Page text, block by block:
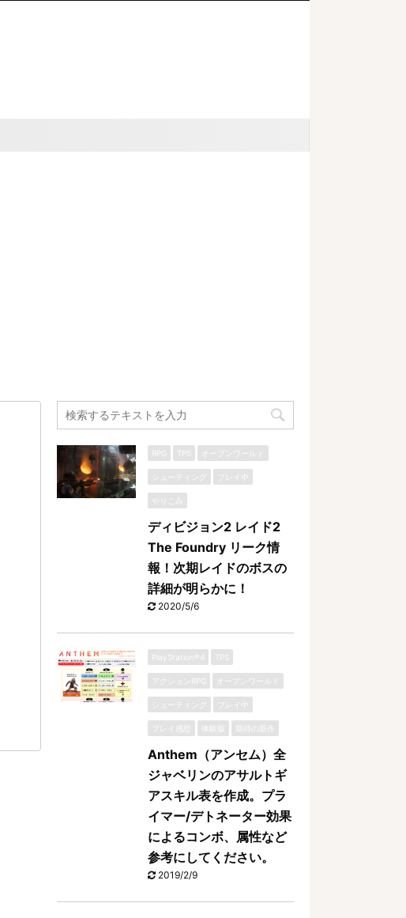
RPG TPS
シューティング
やりこみ
ディビジョン2 レイド2
The Foundry リーク情
報！次期レイドのボスの
詳細が明らかに！
2020/5/6
PlayStation®4 TPS
アクションRPG
シューティング
プレイ感想 体験版 期待の新作
Anthem（アンセム）全
ジャベリンのアサルトギ
アスキル表を作成。プラ
イマー/デトネーター効果
によるコンボ、属性など
参考にしてください。
2019/2/9